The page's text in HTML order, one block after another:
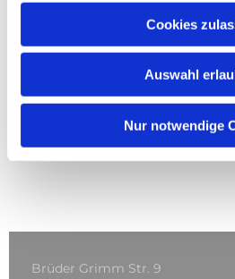
Cookies
Auswahl
Nur notwendige
Brüder Grimm Str. 9